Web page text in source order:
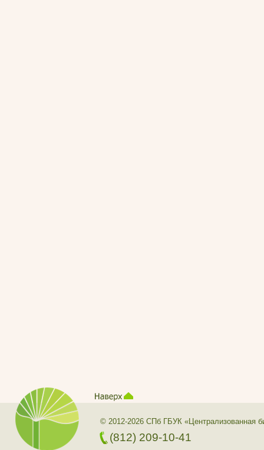
© 2012-2026 СПб ГБУК «Централизованная
(812) 209-10-41